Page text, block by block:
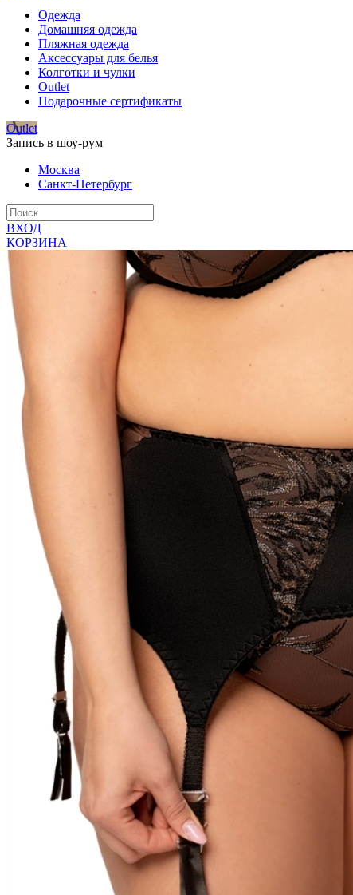
Одежда
Домашняя одежда
Пляжная одежда
Аксессуары для белья
Колготки и чулки
Outlet
Подарочные сертификаты
Outlet
Запись в шоу-рум
Москва
Санкт-Петербург
ВХОД
КОРЗИНА